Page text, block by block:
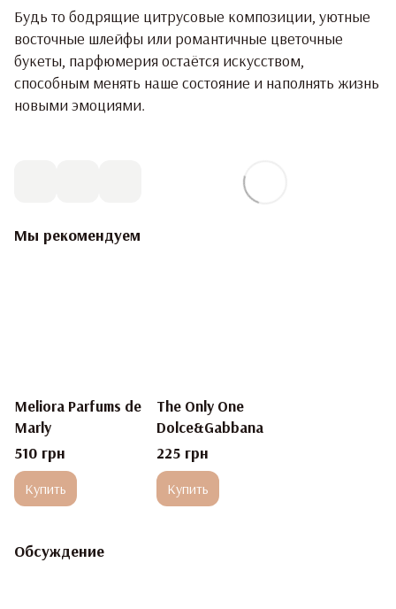
Будь то бодрящие цитрусовые композиции, уютные
восточные шлейфы или романтичные цветочные
букеты, парфюмерия остаётся искусством,
способным менять наше состояние и наполнять жизнь
новыми эмоциями.
Мы рекомендуем
Meliora Parfums de
Marly
510 грн
Купить
The Only One
Dolce&Gabbana
225 грн
Купить
Обсуждение